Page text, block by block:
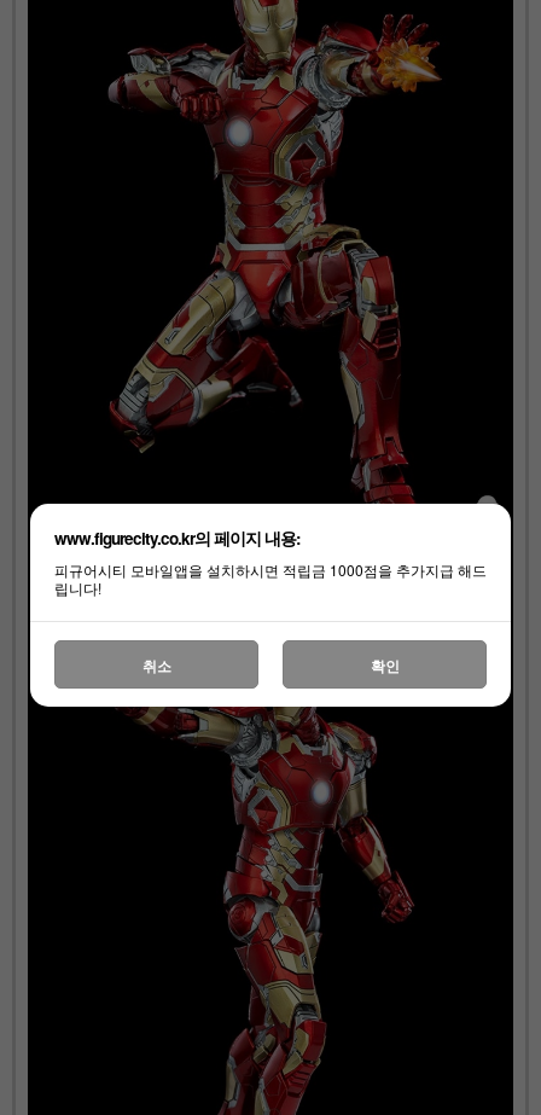
www.figurecity.co.kr의 페이지 내용:
피규어시티 모바일앱을 설치하시면 적립금 1000점을 추가지급 해드
립니다!
취소 확인